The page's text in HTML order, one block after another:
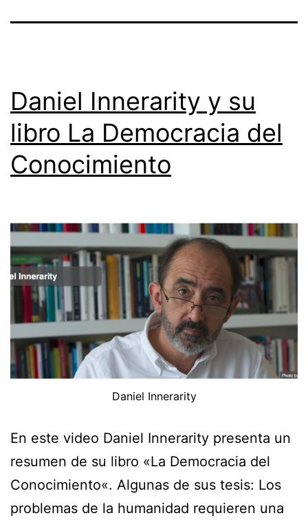
Daniel Innerarity y su
libro La Democracia del
Conocimiento
Daniel Innerarity
En este video Daniel Innerarity presenta un
resumen de su libro «La Democracia del
Conocimiento«. Algunas de sus tesis: Los
problemas de la humanidad requieren una